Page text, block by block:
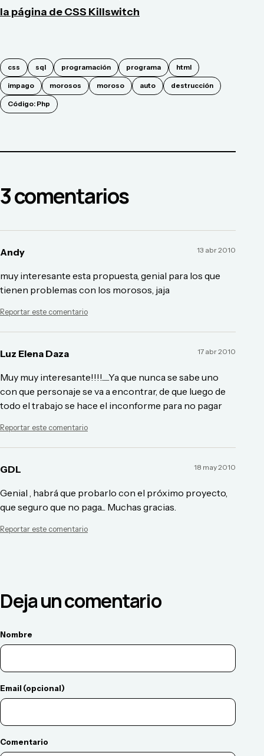
la página de CSS Killswitch
css sql programación programa html
impago morosos moroso auto destrucción
Código: Php
3comentarios
Andy 13 abr 2010
muy interesante esta propuesta, genial para los que
tienen problemas con los morosos, jaja
Reportar este comentario
Luz Elena Daza 17 abr 2010
Muy muy interesante!!!!......Ya que nunca se sabe uno
con que personaje se va a encontrar, de que luego de
todo el trabajo se hace el inconforme para no pagar
Reportar este comentario
GDL 18 may 2010
Genial , habrá que probarlo con el próximo proyecto,
que seguro que no paga... Muchas gracias.
Reportar este comentario
Deja un comentario
Nombre
Email (opcional)
Comentario